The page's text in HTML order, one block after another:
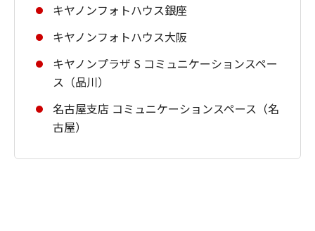
キヤノンフォトハウス銀座
キヤノンフォトハウス大阪
キヤノンプラザ S コミュニケーションスペー
ス（品川）
名古屋支店 コミュニケーションスペース（名
古屋）